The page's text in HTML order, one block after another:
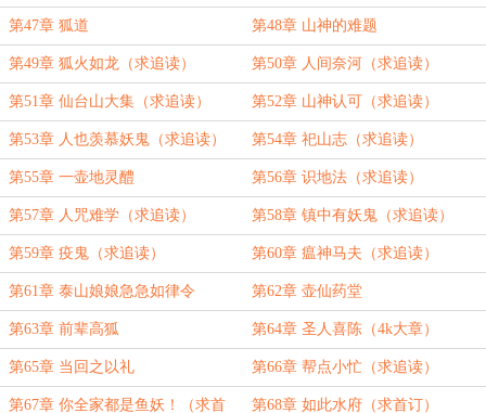
第47章 狐道 第48章 山神的难题
第49章 狐火如龙（求追读） 第50章 人间奈河（求追读）
第51章 仙台山大集（求追读） 第52章 山神认可（求追读）
第53章 人也羡慕妖鬼（求追读） 第54章 祀山志（求追读）
第55章 一壶地灵醴 第56章 识地法（求追读）
第57章 人咒难学（求追读） 第58章 镇中有妖鬼（求追读）
第59章 疫鬼（求追读） 第60章 瘟神马夫（求追读）
第61章 泰山娘娘急急如律令 第62章 壶仙药堂
第63章 前辈高狐 第64章 圣人喜陈（4k大章）
第65章 当回之以礼 第66章 帮点小忙（求追读）
第67章 你全家都是鱼妖！（求首 第68章 如此水府（求首订）